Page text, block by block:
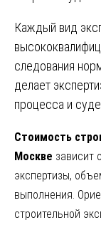
Каждый вид
следования
делает
процесса и
Стоимость
Москве зависит
экспертизы,
выполнения.
строительной